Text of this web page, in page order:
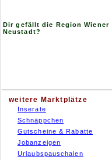
Dir gefällt die Region Wiener
Neustadt?
weitere Marktplätze
Inserate
Schnäppchen
Gutscheine & Rabatte
Jobanzeigen
Urlaubspauschalen